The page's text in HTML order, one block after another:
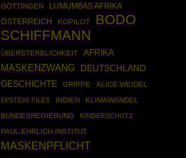
GÖTTINGEN
LUMUMBAS AFRIKA
ÖSTERREICH
KOPILOT
BODO
SCHIFFMANN
ÜBERSTERBLICHKEIT AFRIKA
MASKENZWANG
DEUTSCHLAND
GESCHICHTE
GRIPPE
ALICE WEIDEL
EPSTEIN FILES
INDIEN
KLIMAWANDEL
BUNDESREGIERUNG
KINDERSCHUTZ
PAUL-EHRLICH INSTITUT
MASKENPFLICHT